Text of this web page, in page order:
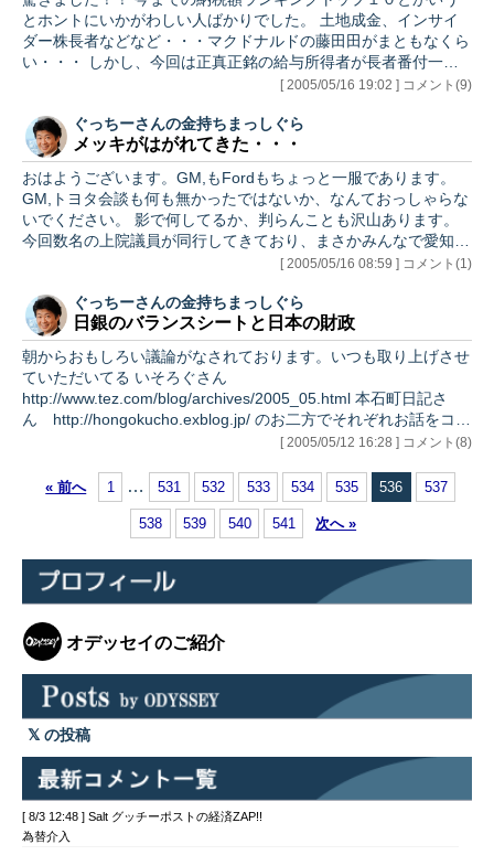
サンビームが破綻、ベレルマン氏は 「だましたな、このやろ
ー」 とモ…
とホントにいかがわしい人ばかりでした。 土地成金、インサイ
ダー株長者などなど・・・マクドナルドの藤田田がまともなくら
い・・・ しかし、今回は正真正銘の給与所得者が長者番付一位
て、タワー投資顧問という会社で純粋に成功報酬であげた所得で
見事トップを取ったわけです。 今回はその意味で画期的です。
運用報酬から収入を得ますので、運用が下手な場合は当然報酬は
ゼロですし、お金を預ける人もいなくなるわけですから、ホント
に真剣勝負です…
[ 2005/05/16 19:02 ] コメント(9)
ぐっちーさんの金持ちまっしぐら
メッキがはがれてきた・・・
おはようございます。GM,もFordもちょっと一服であります。
GM,トヨタ会談も何も無かったではないか、なんておっしゃらな
いでください。 影で何してるか、判らんことも沢山あります。
今回数名の上院議員が同行してきており、まさかみんなで愛知万
博見学ツアーなんてことはありません。政財界を巻き込んだ交渉
て参ります。 さて、メッキがはがれた、というのはコモティデ
ィーと言われる工業原材料のこと。原油の50ドルなんてふざけん
なよー、と「地球の中心から」叫び続けていた訳ですが、原油は
ともかく他の工業原材料はまさにバブル。中国がさー、とか行っ
てるだけ…
[ 2005/05/16 08:59 ] コメント(1)
ぐっちーさんの金持ちまっしぐら
日銀のバランスシートと日本の財政
朝からおもしろい議論がなされております。いつも取り上げさせ
ていただいてる いそろぐさん
http://www.tez.com/blog/archives/2005_05.html 本石町日記さ
ん http://hongokucho.exblog.jp/ のお二方でそれぞれお話をコラ
ボレートしながら大変貴重な書き込みをされています。 いそろ
くらい国債が存在することがわかります。これはまさに、「意外
だ！！」という方が大変多い。ただし日銀は隠れて買っているわ
けではなく、きちんとHPでもその内訳まで公表しています。 日
[ 2005/05/12 16:28 ] コメント(8)
« 前へ 1 … 531 532 533 534 535 536 537
538 539 540 541 次へ »
オデッセイのご紹介
の投稿
[ 8/3 12:48 ] Salt グッチーポストの経済ZAP!!
為替介入